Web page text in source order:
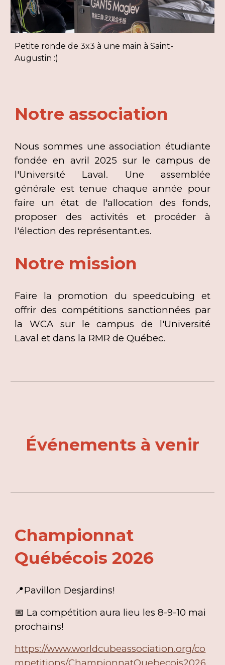
Petite ronde de 3x3 à une main à Saint-
Augustin :)
Notre association
Nous sommes une association étudiante
fondée en avril 2025 sur le campus de
l'Université Laval. Une assemblée
générale est tenue chaque année pour
faire un état de l'allocation des fonds,
proposer des activités et procéder à
l'élection des représentant.es.
Notre mission
Faire la promotion du speedcubing et
offrir des compétitions sanctionnées par
la WCAsur le campus de l'Université
Laval et dans la RMR de Québec.
Événements à venir
Championnat
Québécois 2026
📍Pavillon Desjardins!
📅 La compétition aura lieu les 8-9-10 mai
prochains!
https://www.worldcubeassociation.org/co